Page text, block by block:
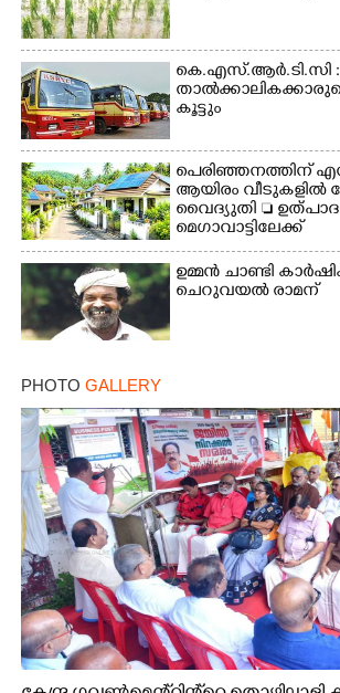
കെ.എസ്.ആർ.ടി.സി :
കൂട്ടും
പെരിഞ്ഞനത്തിന്
ആയിരം വീടുകളിൽ
വൈദ്യുതി 
മെഗാവാട്ടിലേക്ക്
ഉമ്മൻ ചാണ്ടി
ചെറുവയൽ രാമന്
PHOTO GALLERY